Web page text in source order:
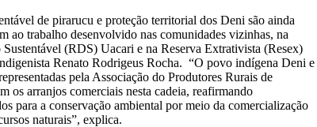
de pirarucu e proteção territorial dos Deni são ainda
ao trabalho desenvolvido nas comunidades vizinhas, na
(RDS) Uacari e na Reserva Extrativista (Resex)
Renato Rodrigeus Rocha. “O povo indígena Deni e
pela Associação do Produtores Rurais de
os arranjos comerciais nesta cadeia, reafirmando
para a conservação ambiental por meio da comercialização
naturais”, explica.